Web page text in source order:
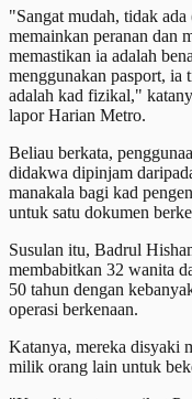
"Sangat mudah, tidak
memainkan peranan dan
memastikan ia adalah
menggunakan pasport, ia
adalah kad fizikal,"
lapor Harian Metro.
Beliau berkata,
didakwa dipinjam
manakala bagi kad
untuk satu dokumen
Susulan itu, Badrul
membabitkan 32 wanita
50 tahun dengan
operasi berkenaan.
Katanya, mereka disyaki
milik orang lain untuk